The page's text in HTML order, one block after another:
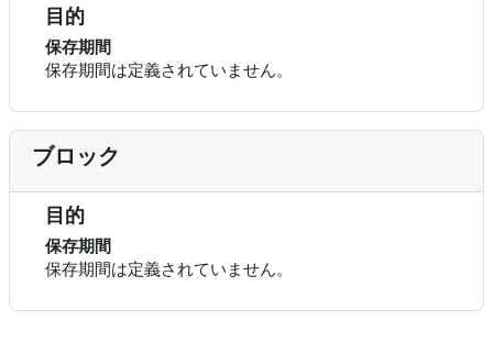
目的
保存期間
保存期間は定義されていません。
ブロック
目的
保存期間
保存期間は定義されていません。